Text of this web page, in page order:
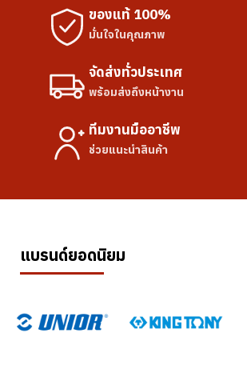
ของแท้ 100%
มั่นใจในคุณภาพ
จัดส่งทั่วประเทศ
พร้อมส่งถึงหน้างาน
ทีมงานมืออาชีพ
ช่วยแนะนำสินค้า
แบรนด์ยอดนิยม